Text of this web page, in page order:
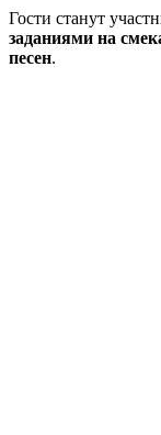
Гости станут
заданиями на
песен.